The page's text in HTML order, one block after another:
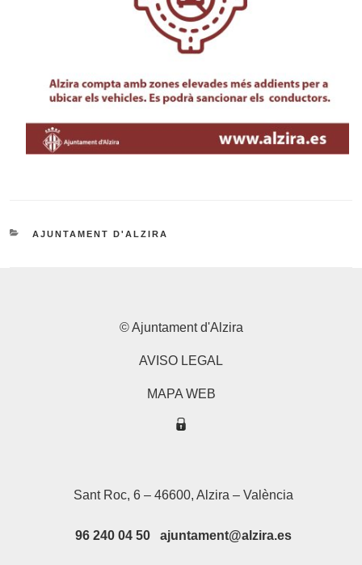
CATEGORIES
AJUNTAMENT D'ALZIRA
© Ajuntament d'Alzira
AVISO LEGAL
MAPA WEB
Sant Roc, 6 – 46600, Alzira – València
96 240 04 50 ajuntament@alzira.es